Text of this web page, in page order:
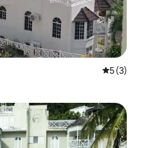
Средна
5 (3)